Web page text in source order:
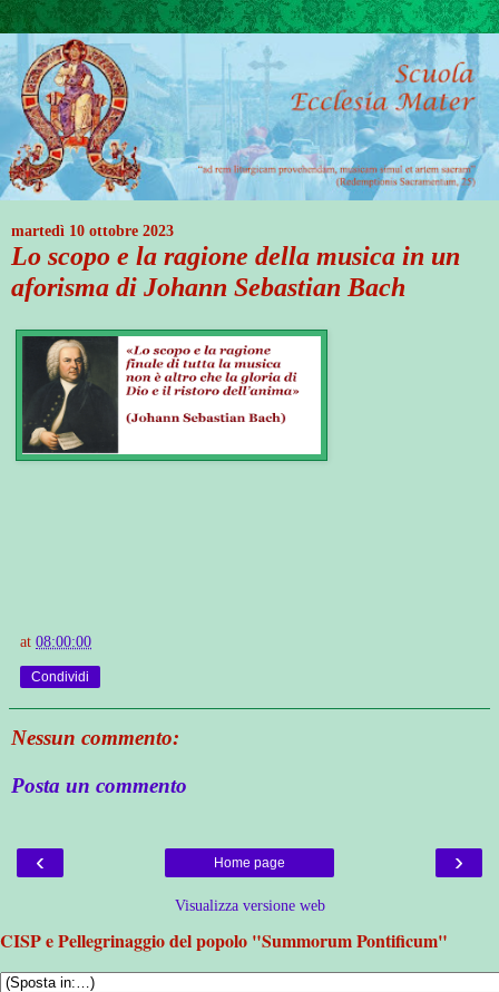
martedì 10 ottobre 2023
Lo scopo e la ragione della musica in un
aforisma di Johann Sebastian Bach
at 08:00:00
Condividi
Nessun commento:
Posta un commento
‹ ›
Home page
Visualizza versione web
CISP e Pellegrinaggio del popolo "Summorum Pontificum"